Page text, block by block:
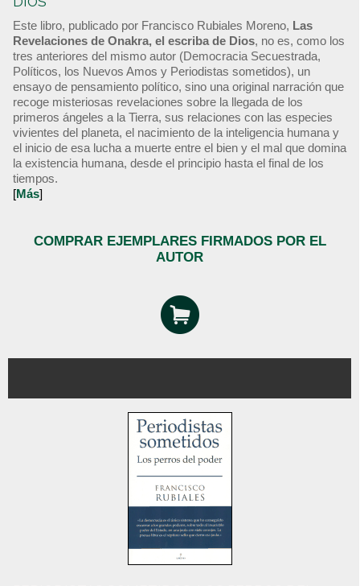
Este libro, publicado por Francisco Rubiales Moreno, Las
Revelaciones de Onakra, el escriba de Dios, no es, como los
tres anteriores del mismo autor (Democracia Secuestrada,
Políticos, los Nuevos Amos y Periodistas sometidos), un
ensayo de pensamiento político, sino una original narración que
recoge misteriosas revelaciones sobre la llegada de los
primeros ángeles a la Tierra, sus relaciones con las especies
vivientes del planeta, el nacimiento de la inteligencia humana y
el inicio de esa lucha a muerte entre el bien y el mal que domina
la existencia humana, desde el principio hasta el final de los
tiempos.
[Más]
COMPRAR EJEMPLARES FIRMADOS POR EL
AUTOR